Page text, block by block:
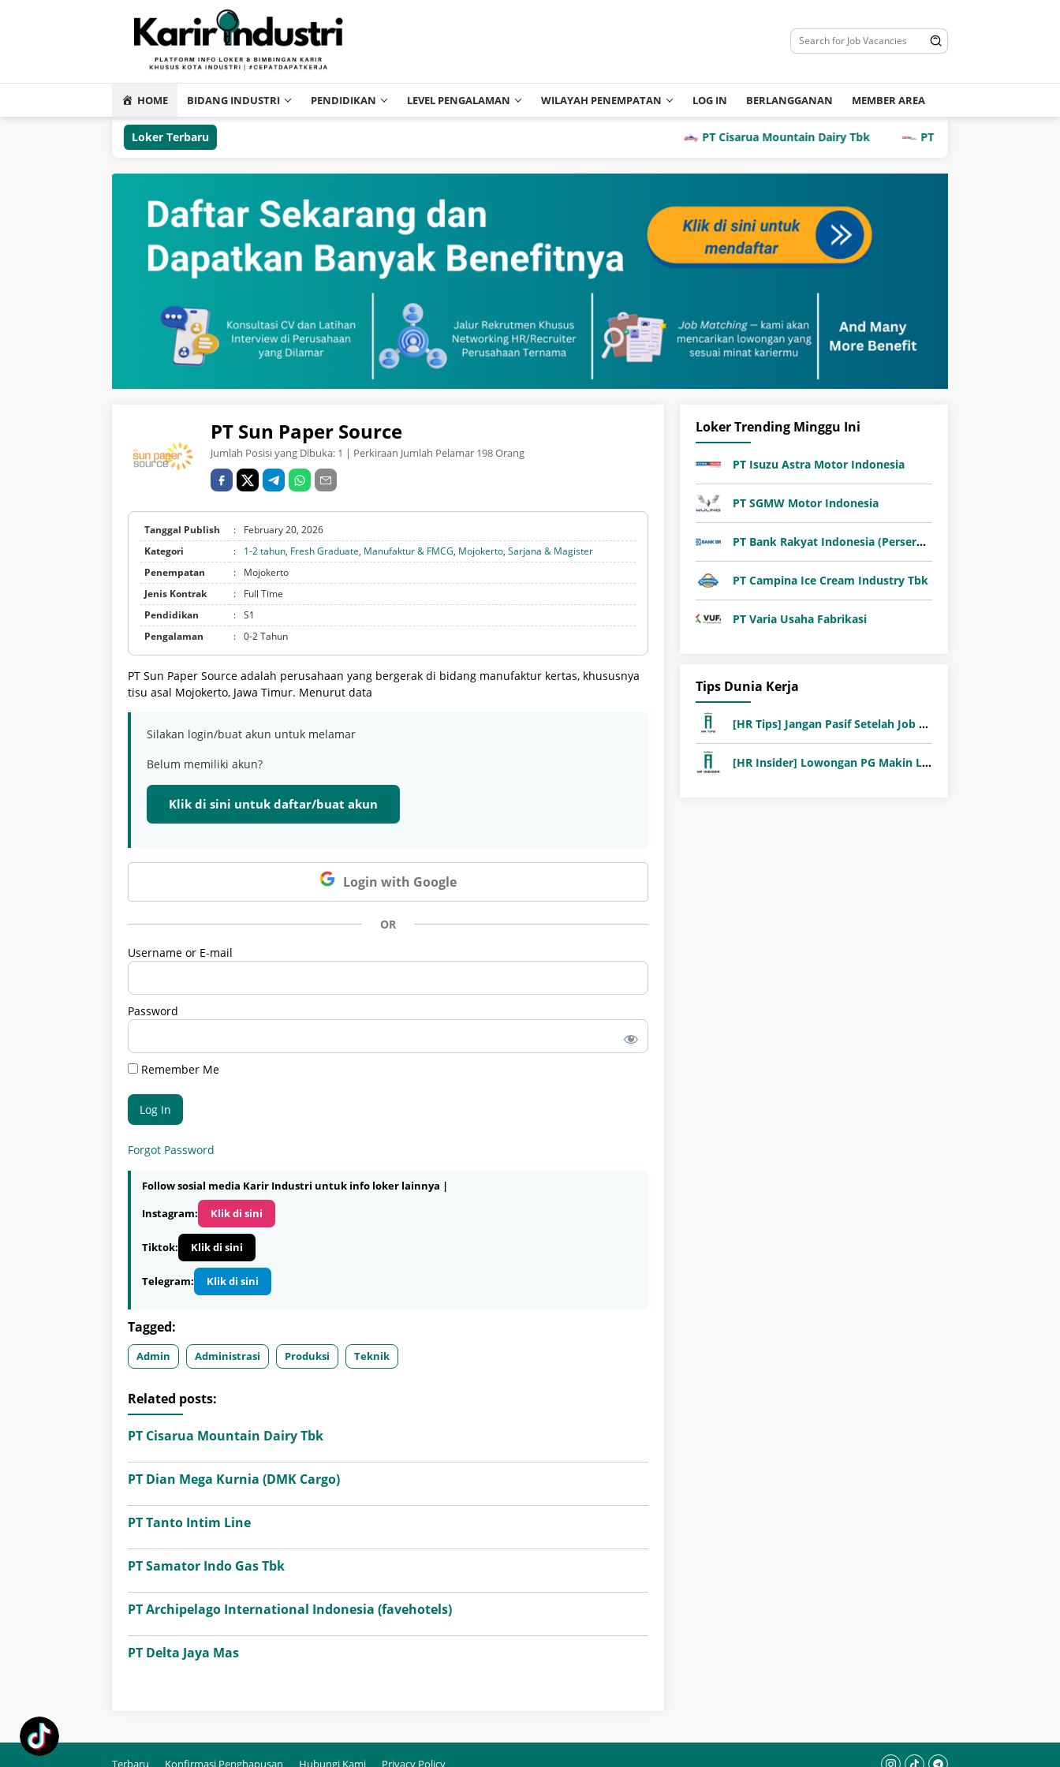
HOME BIDANG INDUSTRI PENDIDIKAN LEVEL PENGALAMAN WILAYAH PENEMPATAN LOG IN BERLANGGANAN MEMBER AREA
Loker Terbaru PT Cisarua Mountain Dairy Tbk PT Dian Mega Kurnia (DMK
PT Sun Paper Source
Jumlah Posisi yang Dibuka: 1 | Perkiraan Jumlah Pelamar 198 Orang
Tanggal Publish :
February 20, 2026
Kategori
: 1-2 tahun, Fresh Graduate, Manufaktur & FMCG, Mojokerto, Sarjana & Magister
Penempatan
:
Mojokerto
Jenis Kontrak
:
Full Time
Pendidikan
: S1
Pengalaman
: 0-2 Tahun
PT Sun Paper Source adalah perusahaan yang bergerak di bidang manufaktur kertas, khususnya
tisu asal Mojokerto, Jawa Timur. Menurut data
Silakan login/buat akun untuk melamar
Belum memiliki akun?
Klik di sini untuk daftar/buat akun
Login with Google
OR
Username or E-mail
Password
Remember Me
Forgot Password
Follow sosial media Karir Industri untuk info loker lainnya |
Instagram:
Klik di sini
Tiktok: Klik di sini
Telegram: Klik di sini
Tagged:
Admin Administrasi Produksi Teknik
Related posts:
PT Cisarua Mountain Dairy Tbk
PT Dian Mega Kurnia (DMK Cargo)
PT Tanto Intim Line
PT Samator Indo Gas Tbk
PT Archipelago International Indonesia (favehotels)
PT Delta Jaya Mas
Loker Trending Minggu Ini
PT Isuzu Astra Motor Indonesia
PT SGMW Motor Indonesia
PT Bank Rakyat Indonesia (Persero) Tbk
PT Campina Ice Cream Industry Tbk
PT Varia Usaha Fabrikasi
Tips Dunia Kerja
[HR Tips] Jangan Pasif Setelah Job Fair! Ini Pentingnya Follow-Up Setelah Job Fair
[HR Insider] Lowongan PG Makin Langka: Murni Seleksi atau Jalur Orang Dalam?
Terbaru Konfirmasi Penghapusan Hubungi Kami Privacy Policy